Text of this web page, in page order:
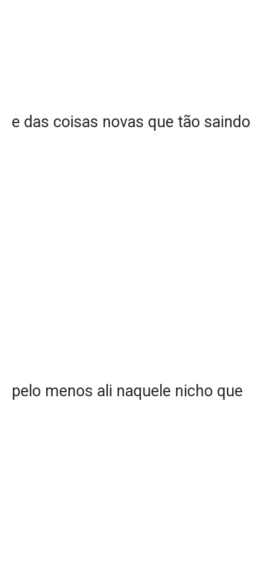
e das coisas novas que tão saindo
pelo menos ali naquele nicho que